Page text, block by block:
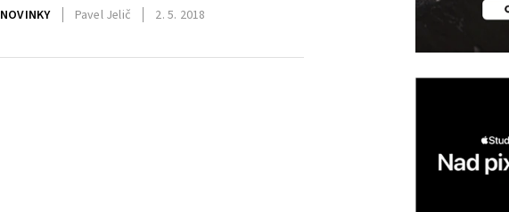
NOVINKY Pavel Jelič 2. 5. 2018